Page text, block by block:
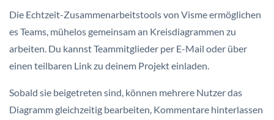
Die Echtzeit-Zusammenarbeitstools von Visme ermöglichen
es Teams, mühelos gemeinsam an Kreisdiagrammen zu
arbeiten. Du kannst Teammitglieder per E-Mail oder über
einen teilbaren Link zu deinem Projekt einladen.
Sobald sie beigetreten sind, können mehrere Nutzer das
Diagramm gleichzeitig bearbeiten, Kommentare hinterlassen